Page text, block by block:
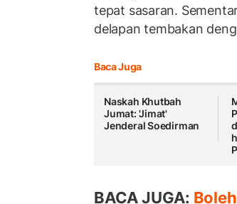
tepat sasaran.
delapan tembakan
Baca Juga
Naskah Khutbah
Jumat: 'Jimat'
Jenderal Soedirman
BACA JUGA: